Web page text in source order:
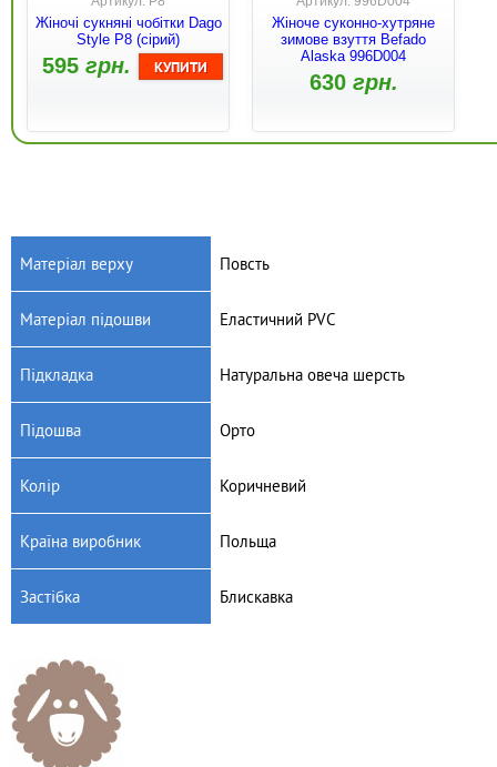
Жіночі сукняні чобітки Dago
Style P8 (сірий)
595грн.
Жіноче суконно-хутряне
зимове взуття Befado
Alaska 996D004
630грн.
Матеріал верху Повсть
Матеріал підошви Еластичний PVC
Підкладка Натуральна овеча шерсть
Підошва Орто
Колір Коричневий
Країна виробник Польща
Застібка Блискавка